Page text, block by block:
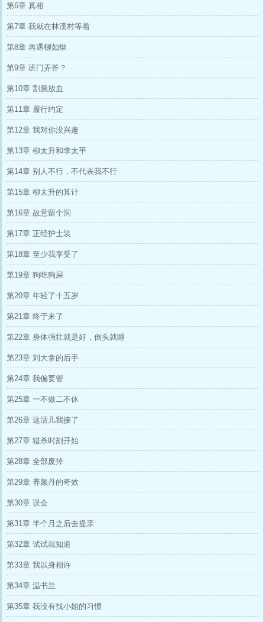
第6章 真相
第7章 我就在林溪村等着
第8章 再遇柳如烟
第9章 班门弄斧？
第10章 割腕放血
第11章 履行约定
第12章 我对你没兴趣
第13章 柳太升和李太平
第14章 别人不行，不代表我不行
第15章 柳太升的算计
第16章 故意留个洞
第17章 正经护士装
第18章 至少我享受了
第19章 狗吃狗屎
第20章 年轻了十五岁
第21章 终于来了
第22章 身体强壮就是好，倒头就睡
第23章 刘大拿的后手
第24章 我偏要管
第25章 一不做二不休
第26章 这活儿我接了
第27章 猎杀时刻开始
第28章 全部废掉
第29章 养颜丹的奇效
第30章 误会
第31章 半个月之后去提亲
第32章 试试就知道
第33章 我以身相许
第34章 温书兰
第35章 我没有找小姐的习惯